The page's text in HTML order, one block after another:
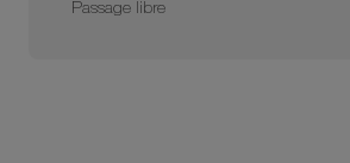
Passage libre